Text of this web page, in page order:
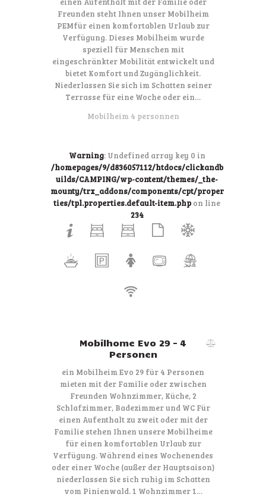
Freunden steht Ihnen unser Mobilheim
PEMfür einen komfortablen Urlaub zur
Verfügung. Dieses Mobilheim wurde
speziell für Menschen mit
eingeschränkter Mobilität entwickelt und
bietet Komfort und Zugänglichkeit.
Niederlassen Sie sich im Schatten seiner
Terrasse für eine Woche oder ein…
Mobilheim 4 personnen
Warning: Undefined array key 0 in
/homepages/9/d836057112/htdocs/clickandb
uilds/CAMPING/wp-content/themes/_the-
mounty/trx_addons/components/cpt/proper
ties/tpl.properties.default-item.php on line
234
Mobilhome Evo 29 – 4
Personen
ein Mobilheim Evo 29 für 4 Personen
mieten mit der Familie oder zwischen
Freunden Wohnzimmer, Küche, 2
Schlafzimmer, Badezimmer und WC Für
einen Aufenthalt zu zweit oder mit der
Familie stehen Ihnen unsere Mobilheime
für einen komfortablen Urlaub zur
Verfügung. Während eines Wochenendes
oder einer Woche (außer der Hauptsaison)
niederlassen Sie sich ruhig im Schatten
vom Pinienwald. 1 Wohnzimmer 1…